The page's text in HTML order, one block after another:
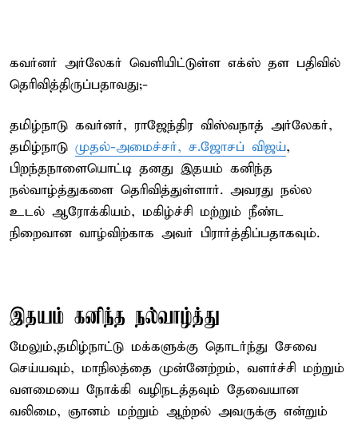
கவர்னர் அர்லேகர் வெளியிட்டுள்ள எக்ஸ் தள பதிவில்
தெரிவித்திருப்பதாவது;-
தமிழ்நாடு கவர்னர், ராஜேந்திர விஸ்வநாத் அர்லேகர்,
தமிழ்நாடு முதல்-அமைச்சர், ச.ஜோசப் விஜய்,
பிறந்தநாளையொட்டி தனது இதயம் கனிந்த
நல்வாழ்த்துகளை தெரிவித்துள்ளார். அவரது நல்ல
உடல் ஆரோக்கியம், மகிழ்ச்சி மற்றும் நீண்ட
நிறைவான வாழ்விற்காக அவர் பிரார்த்திப்பதாகவும்.
இதயம் கனிந்த நல்வாழ்த்து
மேலும்,தமிழ்நாட்டு மக்களுக்கு தொடர்ந்து சேவை
செய்யவும், மாநிலத்தை முன்னேற்றம், வளர்ச்சி மற்றும்
வளமையை நோக்கி வழிநடத்தவும் தேவையான
வலிமை, ஞானம் மற்றும் ஆற்றல் அவருக்கு என்றும்